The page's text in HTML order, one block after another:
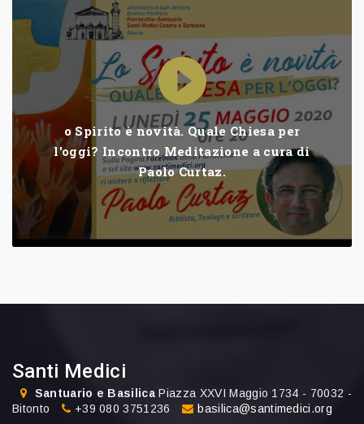
o Spirito è novità. Quale Chiesa per
l'oggi? Incontro Meditazione a cura di
Paolo Curtaz.
Santi Medici
Santuario e Basilica Piazza XXVI Maggio 1734 - 70032 -
Bitonto
+39 080 3751236
basilica@santimedici.org